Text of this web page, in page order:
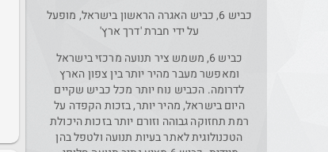
כביש 6, כביש האגרה הראשון בישראל, מופעל
על ידי חברת 'דרך ארץ'
כביש 6, משמש ציר תנועה מרכזי בישראל
ומאפשר מעבר מהיר יותר בין צפון הארץ
לדרומה. הכביש נוח יותר מכל כביש שקיים
היום בישראל, מהיר יותר, בזכות הקפדה על
רמת תחזוקה גבוהה וזורם יותר בזכות היכולת
הטכנולוגית לאתר בעיות תנועה ולטפל בהן